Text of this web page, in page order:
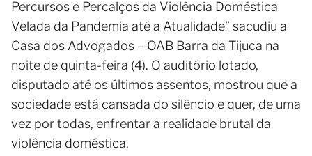
Percursos e Percalços da Violência Doméstica
Velada da Pandemia até a Atualidade” sacudiu a
Casa dos Advogados – OAB Barra da Tijuca na
noite de quinta-feira (4). O auditório lotado,
disputado até os últimos assentos, mostrou que a
sociedade está cansada do silêncio e quer, de uma
vez por todas, enfrentar a realidade brutal da
violência doméstica.